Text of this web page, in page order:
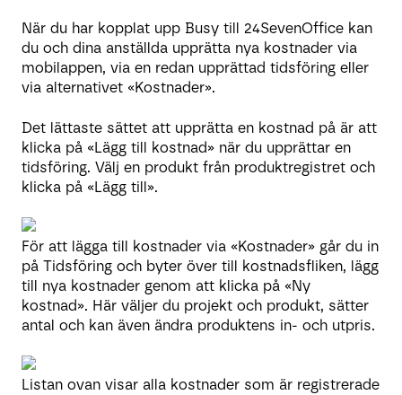
När du har kopplat upp Busy till 24SevenOffice kan
du och dina anställda upprätta nya kostnader via
mobilappen, via en redan upprättad tidsföring eller
via alternativet «Kostnader».
Det lättaste sättet att upprätta en kostnad på är att
klicka på «Lägg till kostnad» när du upprättar en
tidsföring. Välj en produkt från produktregistret och
klicka på «Lägg till».
För att lägga till kostnader via «Kostnader» går du in
på Tidsföring och byter över till kostnadsfliken, lägg
till nya kostnader genom att klicka på «Ny
kostnad». Här väljer du projekt och produkt, sätter
antal och kan även ändra produktens in- och utpris.
Listan ovan visar alla kostnader som är registrerade